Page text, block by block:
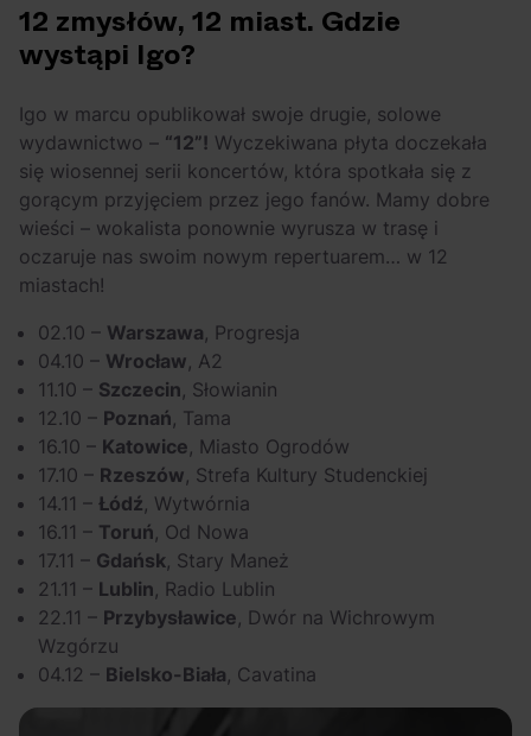
04.08.2026
OFF Festival 2026 –
nocne koncerty
warte uwagi!
High Five: pięć
najciekawszych
wydarzeń w polskim
rapie [czerwiec i
lipiec 2026]
12 zmysłów, 12 miast. Gdzie
wystąpi Igo?
Igo w marcu opublikował swoje drugie, solowe
wydawnictwo – “12”! Wyczekiwana płyta doczekała
się wiosennej serii koncertów, która spotkała się z
gorącym przyjęciem przez jego fanów. Mamy dobre
wieści – wokalista ponownie wyrusza w trasę i
oczaruje nas swoim nowym repertuarem… w 12
miastach!
02.10 – Warszawa, Progresja
04.10 – Wrocław, A2
11.10 – Szczecin, Słowianin
12.10 – Poznań, Tama
16.10 – Katowice, Miasto Ogrodów
17.10 – Rzeszów, Strefa Kultury Studenckiej
14.11 – Łódź, Wytwórnia
16.11 – Toruń, Od Nowa
17.11 – Gdańsk, Stary Maneż
21.11 – Lublin, Radio Lublin
22.11 – Przybysławice, Dwór na Wichrowym
Wzgórzu
04.12 – Bielsko-Biała, Cavatina